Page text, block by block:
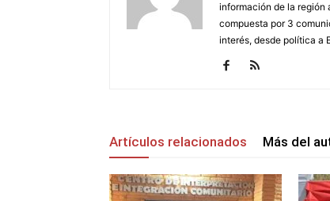
información de la
compuesta por 3
interés, desde política a
Artículos relacionados Más del